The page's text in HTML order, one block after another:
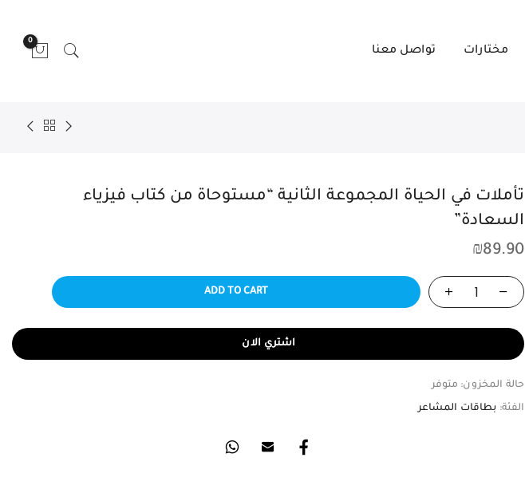
مختارات تواصل معنا
0
تأملات في الحياة المجموعة الثانية “مستوحاة من كتاب فيزياء
السعادة”
₪89.90
ADD TO CART
اشتري الان
حالة المخزون: متوفر
الفئة: بطاقات المشاعر